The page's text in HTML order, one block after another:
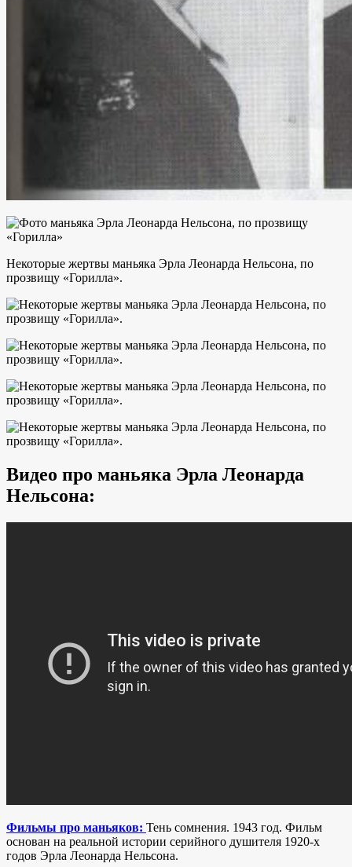
Некоторые жертвы маньяка Эрла Леонарда Нельсона, по
прозвищу «Горилла».
Видео про маньяка Эрла Леонарда
Нельсона:
Фильмы про маньяков: Тень сомнения. 1943 год. Фильм
основан на реальной истории серийного душителя 1920-х
годов Эрла Леонарда Нельсона.